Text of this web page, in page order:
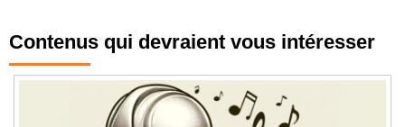
Contenus qui devraient vous intéresser